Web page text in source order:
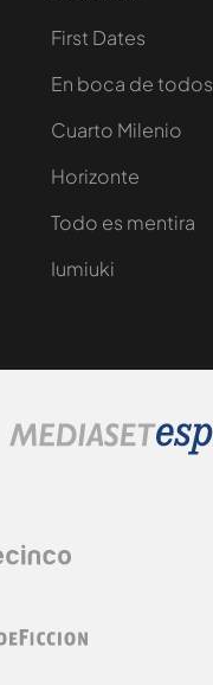
First Dates
En boca de todos
Cuarto Milenio
Horizonte
Todo es mentira
Iumiuki